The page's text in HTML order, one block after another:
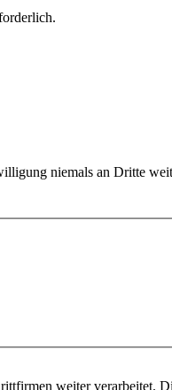
niemals an Dritte
weiter verarbeitet.